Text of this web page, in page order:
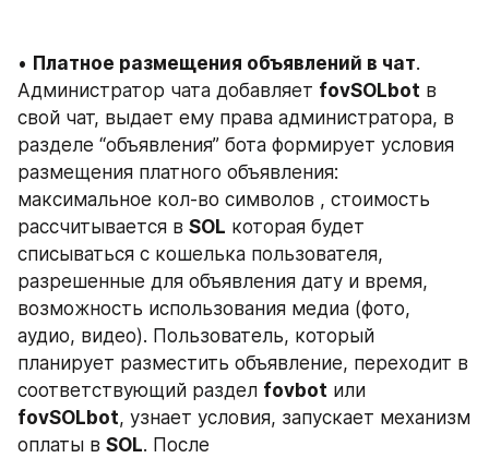
• Платное размещения объявлений в чат.
Администратор чата добавляет fovSOLbot в
свой чат, выдает ему права администратора, в
разделе “объявления” бота формирует условия
размещения платного объявления:
максимальное кол-во символов , стоимость
рассчитывается в SOL которая будет
списываться с кошелька пользователя,
разрешенные для объявления дату и время,
возможность использования медиа (фото,
аудио, видео). Пользователь, который
планирует разместить объявление, переходит в
соответствующий раздел fovbot
fovSOLbot, узнает условия, запускает механизм
оплаты в SOL. После